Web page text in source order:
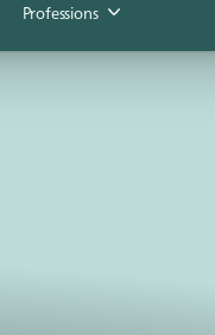
Professions